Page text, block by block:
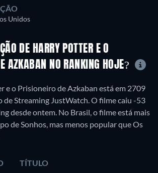
Unidos
DE HARRY POTTER E O
AZKABAN NO RANKING HOJE?
e o Prisioneiro de Azkaban está em 2709
de Streaming JustWatch. O filme caiu -53
desde ontem. No Brasil, o filme está mais
de Sonhos, mas menos popular que Os
TÍTULO